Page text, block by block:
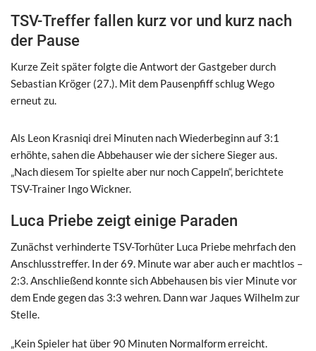
TSV-Treffer fallen kurz vor und kurz nach
der Pause
Kurze Zeit später folgte die Antwort der Gastgeber durch
Sebastian Kröger (27.). Mit dem Pausenpfiff schlug Wego
erneut zu.
Als Leon Krasniqi drei Minuten nach Wiederbeginn auf 3:1
erhöhte, sahen die Abbehauser wie der sichere Sieger aus.
„Nach diesem Tor spielte aber nur noch Cappeln“, berichtete
TSV-Trainer Ingo Wickner.
Luca Priebe zeigt einige Paraden
Zunächst verhinderte TSV-Torhüter Luca Priebe mehrfach den
Anschlusstreffer. In der 69. Minute war aber auch er machtlos –
2:3. Anschließend konnte sich Abbehausen bis vier Minute vor
dem Ende gegen das 3:3 wehren. Dann war Jaques Wilhelm zur
Stelle.
„Kein Spieler hat über 90 Minuten Normalform erreicht.